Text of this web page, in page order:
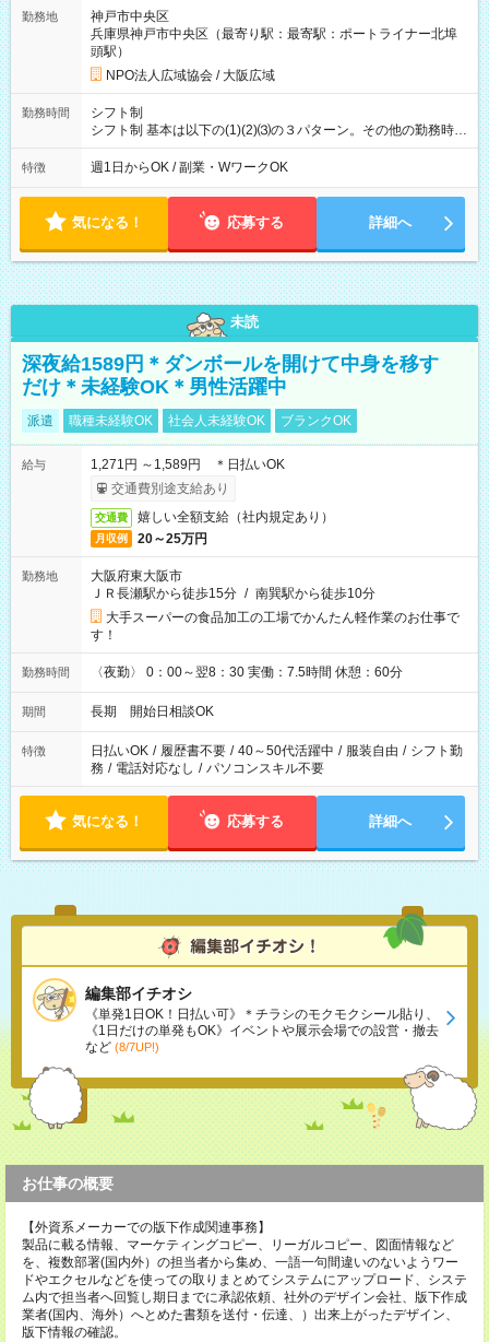
給） 公共交通による通勤交通費実費支給
勤務地
神戸市中央区
兵庫県神戸市中央区（最寄り駅：最寄駅：ポートライナー北埠
頭駅）
NPO法人広域協会 / 大阪広域
勤務時間
シフト制
シフト制 基本は以下の(1)(2)⑶の３パターン。その他の勤務時間
あり。 ⑴9:00~17:00 (2)17:00~21:00 (3)21:00~9:00 変形労働時
間制 ※平日のみ不可、土日祝のみ不可。 ※日勤・夜勤どちら
ること
特徴 週1日からOK / 副業・WワークOK
気になる！ 応募する 詳細へ
未読
深夜給1589円＊ダンボールを開けて中身を移す
だけ＊未経験OK＊男性活躍中
派遣 職種未経験OK 社会人未経験OK ブランクOK
給与
1,271円 ～1,589円 ＊日払いOK
交通費別途支給あり
交通費 嬉しい全額支給（社内規定あり）
月収例 20～25万円
勤務地
大阪府東大阪市
ＪＲ長瀬駅から徒歩15分 / 南巽駅から徒歩10分
大手スーパーの食品加工の工場でかんたん軽作業のお仕事で
す！
勤務時間 〈夜勤〉 0：00～翌8：30 実働：7.5時間 休憩：60分
期間 長期 開始日相談OK
特徴 日払いOK / 履歴書不要 / 40～50代活躍中 / 服装自由 / シフト勤
務 / 電話対応なし / パソコンスキル不要
気になる！ 応募する 詳細へ
編集部イチオシ
《単発1日OK！日払い可》＊チラシのモクモクシール貼り、
《1日だけの単発もOK》イベントや展示会場での設営・撤去
など (8/7UP!)
お仕事の概要
【外資系メーカーでの版下作成関連事務】
製品に載る情報、マーケティングコピー、リーガルコピー、図面情報など
を、複数部署(国内外）の担当者から集め、一語一句間違いのないようワー
ドやエクセルなどを使っての取りまとめてシステムにアップロード、システ
ム内で担当者へ回覧し期日までに承認依頼、社外のデザイン会社、版下作成
業者(国内、海外）へとめた書類を送付・伝達、）出来上がったデザイン、
版下情報の確認。